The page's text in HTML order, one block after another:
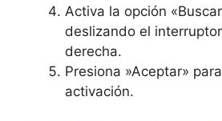
Activa la opción‍
deslizando el
derecha.
Presiona ⁣»Aceptar»
activación.